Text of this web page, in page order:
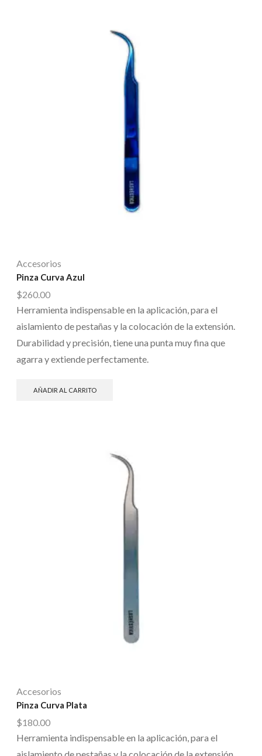
Accesorios
Pinza Curva Azul
$260.00
Herramienta indispensable en la aplicación, para el
aislamiento de pestañas y la colocación de la extensión.
Durabilidad y precisión, tiene una punta muy fina que
agarra y extiende perfectamente.
AÑADIR AL CARRITO
Accesorios
Pinza Curva Plata
$180.00
Herramienta indispensable en la aplicación, para el